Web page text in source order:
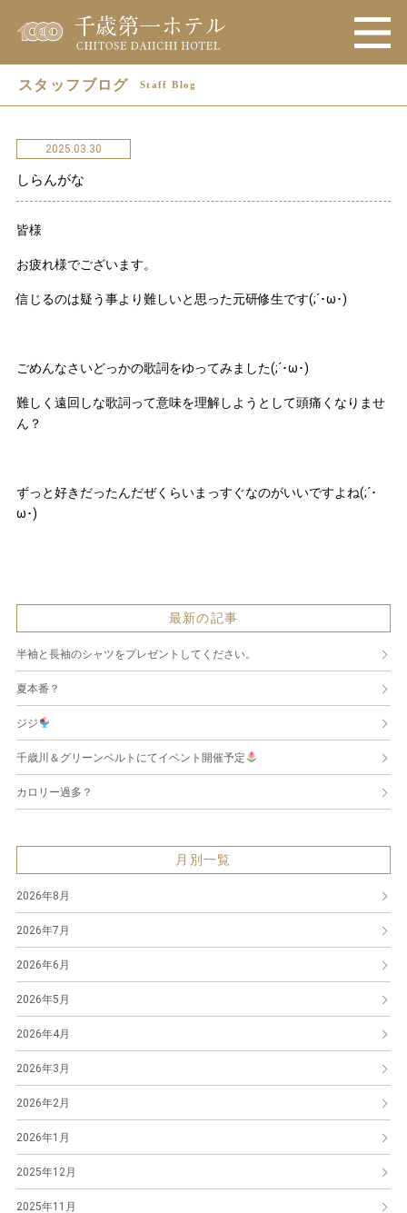
スタッフブログ Staff Blog
2025.03.30
しらんがな
皆様
お疲れ様でございます。
信じるのは疑う事より難しいと思った元研修生です(;´･ω･)
ごめんなさいどっかの歌詞をゆってみました(;´･ω･)
難しく遠回しな歌詞って意味を理解しようとして頭痛くなりませ
ん？
ずっと好きだったんだぜくらいまっすぐなのがいいですよね(;´･
ω･)
最新の記事
半袖と長袖のシャツをプレゼントしてください。
夏本番？
ジジ
千歳川＆グリーンベルトにてイベント開催予定
カロリー過多？
月別一覧
2026年8月
2026年7月
2026年6月
2026年5月
2026年4月
2026年3月
2026年2月
2026年1月
2025年12月
2025年11月